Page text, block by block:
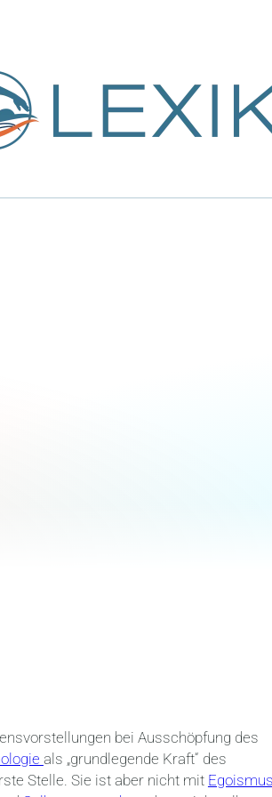
bei Ausschöpfung des
als „grundlegende Kraft“ des
Stelle. Sie ist aber nicht mit